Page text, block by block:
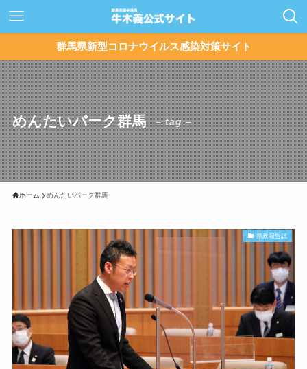
群馬県新型コロナウイルス感染対策サイト
めんたいパーク群馬 – tag –
ホーム めんたいパーク群馬
県政報告誌